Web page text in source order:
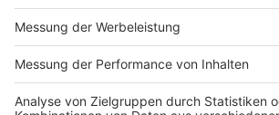
Impressum
Nutzungsbedingungen Kontakt